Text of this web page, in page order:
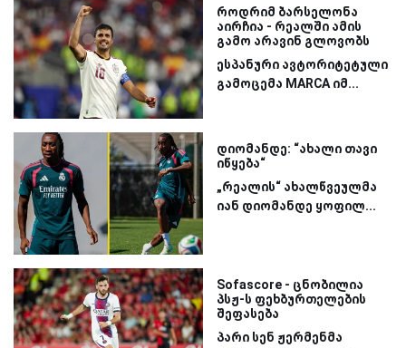
როდრიმ ბარსელონა
აირჩია - რეალში ამის
გამო არავინ გლოვობს
ესპანური ავტორიტეტული
გამოცემა MARCA იმ...
დიომანდე: “ახალი თავი
იწყება“
„რეალის“ ახალწვეულმა
იან დიომანდე ყოფილ...
Sofascore - ცნობილია
პსჟ-ს ფეხბურთელების
შეფასება
პარი სენ ჟერმენმა